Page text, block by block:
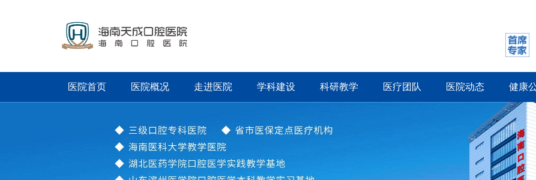
医院首页 医院概况 走进医院 学科建设 科研教学 医疗团队 医院动态 健康